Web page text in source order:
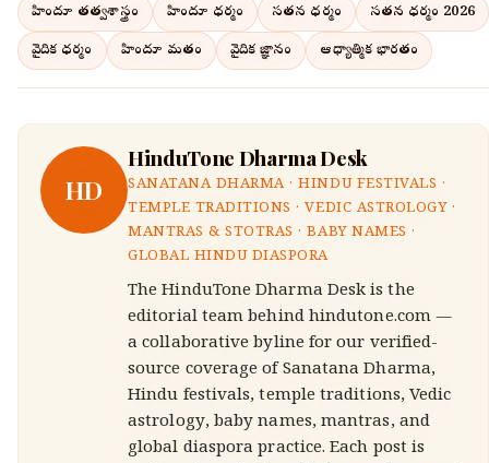
హిందూ తత్వశాస్త్రం హిందూ ధర్మం సనాతన ధర్మం సనాతన ధర్మం 2026
వైదిక ధర్మం హిందూ మతం వైదిక జ్ఞానం ఆధ్యాత్మిక భారతం
HD
HinduTone Dharma Desk
SANATANA DHARMA · HINDU FESTIVALS ·
TEMPLE TRADITIONS · VEDIC ASTROLOGY ·
MANTRAS & STOTRAS · BABY NAMES ·
GLOBAL HINDU DIASPORA
The HinduTone Dharma Desk is the
editorial team behind hindutone.com —
a collaborative byline for our verified-
source coverage of Sanatana Dharma,
Hindu festivals, temple traditions, Vedic
astrology, baby names, mantras, and
global diaspora practice. Each post is